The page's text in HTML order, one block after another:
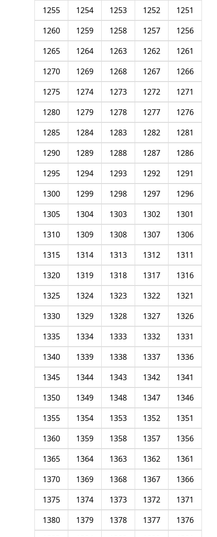
1251
1252
1253
1254
1255
1256
1257
1258
1259
1260
1261
1262
1263
1264
1265
1266
1267
1268
1269
1270
1271
1272
1273
1274
1275
1276
1277
1278
1279
1280
1281
1282
1283
1284
1285
1286
1287
1288
1289
1290
1291
1292
1293
1294
1295
1296
1297
1298
1299
1300
1301
1302
1303
1304
1305
1306
1307
1308
1309
1310
1311
1312
1313
1314
1315
1316
1317
1318
1319
1320
1321
1322
1323
1324
1325
1326
1327
1328
1329
1330
1331
1332
1333
1334
1335
1336
1337
1338
1339
1340
1341
1342
1343
1344
1345
1346
1347
1348
1349
1350
1351
1352
1353
1354
1355
1356
1357
1358
1359
1360
1361
1362
1363
1364
1365
1366
1367
1368
1369
1370
1371
1372
1373
1374
1375
1376
1377
1378
1379
1380